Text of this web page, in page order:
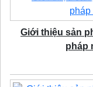
Giới thiệu sản
pháp